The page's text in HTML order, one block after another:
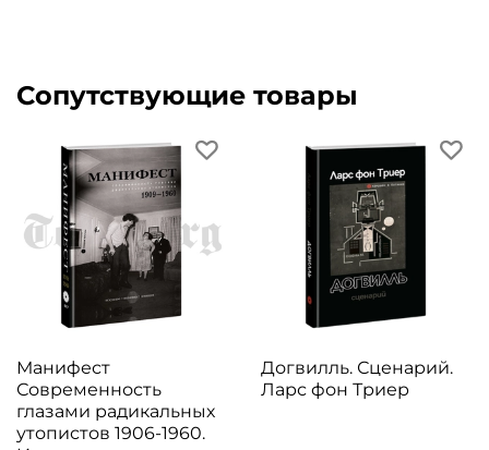
Сопутствующие товары
Манифест
Современность
глазами радикальных
утопистов 1906-1960.
Догвилль. Сценарий.
Ларс фон Триер